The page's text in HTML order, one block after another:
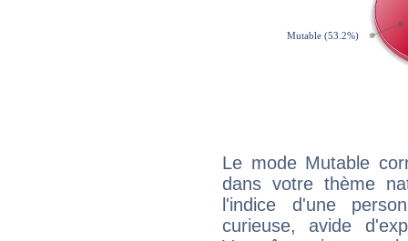
Le mode Mutable
dans votre thème
l'indice d'une
curieuse, avide